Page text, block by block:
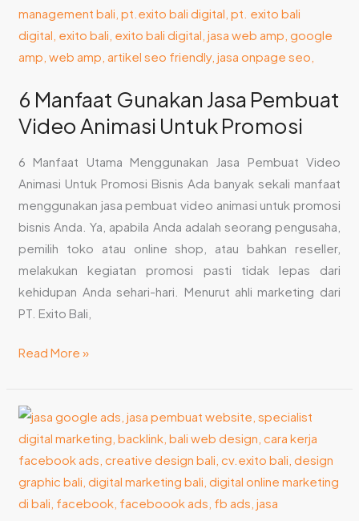
6 Manfaat Gunakan Jasa Pembuat
Video Animasi Untuk Promosi
6 Manfaat Utama Menggunakan Jasa Pembuat Video
Animasi Untuk Promosi Bisnis Ada banyak sekali manfaat
menggunakan jasa pembuat video animasi untuk promosi
bisnis Anda. Ya, apabila Anda adalah seorang pengusaha,
pemilih toko atau online shop, atau bahkan reseller,
melakukan kegiatan promosi pasti tidak lepas dari
kehidupan Anda sehari-hari. Menurut ahli marketing dari
PT. Exito Bali,
Promosi
Read More »
Pelajari
Cost
Per
Click
Agar